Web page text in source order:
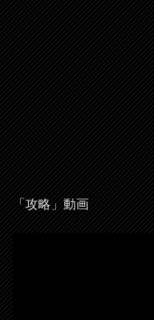
「攻略」動画